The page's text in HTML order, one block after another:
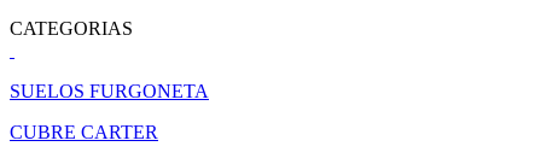
CATEGORIAS
SUELOS FURGONETA
CUBRE CARTER